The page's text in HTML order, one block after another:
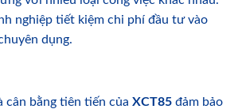
nghiệp tiết kiệm chi phí đầu tư vào
dụng.
cân bằng tiên tiến của XCT85 đảm bảo